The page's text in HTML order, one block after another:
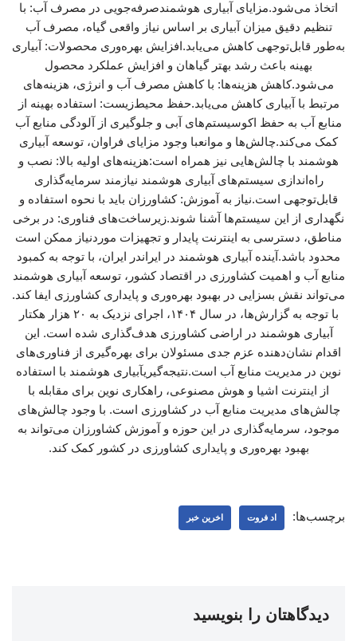
اتخاذ می‌شود.مزایای آبیاری هوشمندصرفه‌جویی در مصرف آب: با
تنظیم دقیق میزان آبیاری بر اساس نیاز واقعی گیاه، مصرف آب
به‌طور قابل‌توجهی کاهش می‌یابد.افزایش بهره‌وری محصولات: آبیاری
بهینه باعث رشد بهتر گیاهان و افزایش عملکرد محصول
می‌شود.کاهش هزینه‌ها: با کاهش مصرف آب و انرژی، هزینه‌های
مرتبط با آبیاری کاهش می‌یابد.حفظ محیط‌زیست: استفاده بهینه از
منابع آب به حفظ اکوسیستم‌های آبی و جلوگیری از آلودگی منابع آب
کمک می‌کند.چالش‌ها و موانعبا وجود مزایای فراوان، توسعه آبیاری
هوشمند با چالش‌هایی نیز همراه است:هزینه‌های اولیه بالا: نصب و
راه‌اندازی سیستم‌های آبیاری هوشمند نیازمند سرمایه‌گذاری
قابل‌توجهی است.نیاز به آموزش: کشاورزان باید با نحوه استفاده و
نگهداری از این سیستم‌ها آشنا شوند.زیرساخت‌های فناوری: در برخی
مناطق، دسترسی به اینترنت پایدار و تجهیزات موردنیاز ممکن است
محدود باشد.آینده آبیاری هوشمند در ایراندر ایران، با توجه به کمبود
منابع آب و اهمیت کشاورزی در اقتصاد کشور، توسعه آبیاری هوشمند
می‌تواند نقش بسزایی در بهبود بهره‌وری و پایداری کشاورزی ایفا کند.
با توجه به گزارش‌ها، در سال ۱۴۰۴، اجرای نزدیک به ۲۰ هزار هکتار
آبیاری هوشمند در اراضی کشاورزی هدف‌گذاری شده است. این
اقدام نشان‌دهنده عزم جدی مسئولان برای بهره‌گیری از فناوری‌های
نوین در مدیریت منابع آب است.نتیجه‌گیریآبیاری هوشمند با استفاده
از اینترنت اشیا و هوش مصنوعی، راهکاری نوین برای مقابله با
چالش‌های مدیریت منابع آب در کشاورزی است. با وجود چالش‌های
موجود، سرمایه‌گذاری در این حوزه و آموزش کشاورزان می‌تواند به
بهبود بهره‌وری و پایداری کشاورزی در کشور کمک کند.
برچسب‌ها: اد فروت اخرین خبر
دیدگاهتان را بنویسید